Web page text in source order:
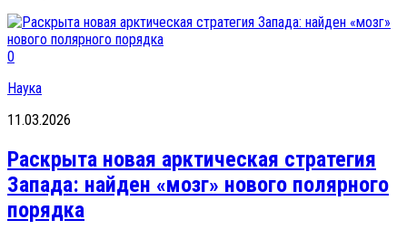
0
Наука
11.03.2026
Раскрыта новая арктическая стратегия
Запада: найден «мозг» нового полярного
порядка